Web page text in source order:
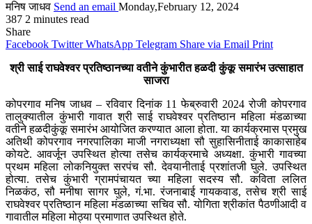
मनिष जाधव Send an email Monday,February 12, 2024
387 2 minutes read
Share
Facebook Twitter WhatsApp Telegram Share via Email Print
श्री साई राघवेश्वर प्रतिष्ठानच्या वतीने कुंभारीत हळदी कुंकू समारंभ उत्साहात
साजरा
कोपरगाव मनिष जाधव –रविवार दिनांक 11 फेब्रुवारी 2024 रोजी कोपरगाव
तालुक्यातील कुंभारी गावात श्री साई राघवेश्वर प्रतिष्ठान महिला मंडळाच्या
वतीने हळदीकुंकू समारंभ आयोजित करण्यात आला होता. या कार्यक्रमास प्रमुख
अतिथी कोपरगाव नगरपालिका माजी नगराध्यक्षा सौ सुहासिनीताई काकासाहेब
कोयटे. आवर्जून उपस्थित होत्या तसेच कार्यक्रमाचे अध्यक्षा. कुंभारी गावच्या
प्रथम महिला लोकनियुक्त सरपंच सौ. देवयानीताई प्रशांतजी घुले. उपस्थित
होत्या. तसेच कुंभारी ग्रामपंचायत च्या महिला सदस्य सौ. कविता ललित
निळकंठ, सौ मनीषा सागर घुले, गं.भा. रंजनाबाई गायकवाड, तसेच श्री साई
राघवेश्वर प्रतिष्ठान महिला मंडळाच्या सचिव सौ. योगिता श्रीकांत पैठणीआदी व
गावातील महिला मोठ्या प्रमाणात उपस्थित होते.